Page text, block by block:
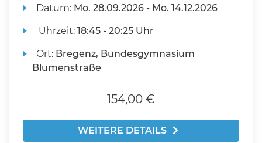
Datum: Mo. 28.09.2026 - Mo. 14.12.2026
Uhrzeit:18:45 - 20:25 Uhr
Ort: Bregenz, Bundesgymnasium
Blumenstraße
154,00 €
WEITERE DETAILS